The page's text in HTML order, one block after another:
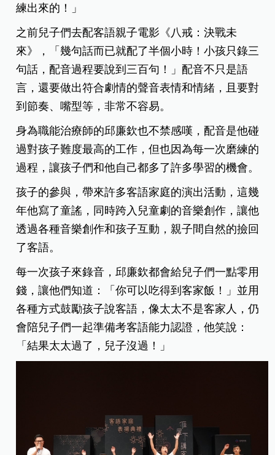
練出來的！」
之前兒子們去配客語親子電影《八戒：決戰未
來》，「幾句話而已就配了半個小時！小孩只錄三
句話，配音過程要說到三百句！」配音不只是語
言，還要做出符合劇情的聲音表情和情緒，且要對
到節奏、嘴型等，非常不容易。
身為職能治療師的邱廉欽也不禁感嘆，配音是他碰
過對孩子難度最高的工作，但也因為每一次磨練的
過程，讓孩子們和他自己都多了許多學習的機會。
孩子的參與，帶來許多客語家庭的演出活動，這幾
年他寫了童謠，同時跨入兒童劇的音樂創作，讓他
透過各種音樂創作和孩子互動，親子間自然的撿回
了客語。
每一次孩子來錄音，邱廉欽都會給兒子們一點零用
錢，讓他們知道：「你可以吃得到客家飯！」並用
各種方式鼓勵孩子說客語，像太太不是客家人，仍
會陪兒子們一起準備考客語能力認證，他笑說：
「結果太太過了，兒子沒過！」